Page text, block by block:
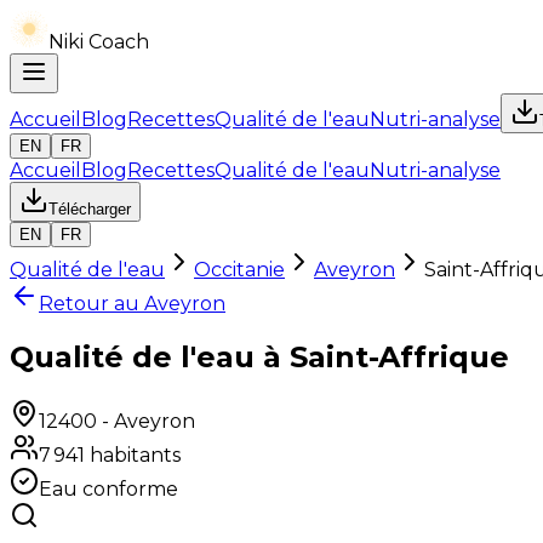
Niki Coach
Accueil BlogRecettesQualité de l'eauNutri-analyse
EN
FR
Accueil BlogRecettesQualité de l'eauNutri-analyse
Télécharger
EN
FR
Qualité de l'eau Occitanie Aveyron Saint-
Retour au Aveyron
Qualité de l'eau à Saint-Affrique
12400 - Aveyron
7 941 habitants
Eau conforme